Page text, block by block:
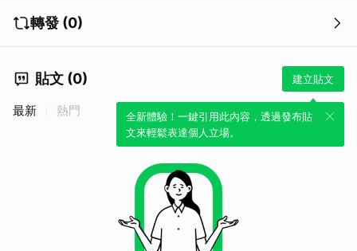
轉發 (0)
貼文 (0) 建立貼文
全新體驗！一鍵引用此內容，透過發布貼
文來輕鬆表達個人立場。
最新 熱門